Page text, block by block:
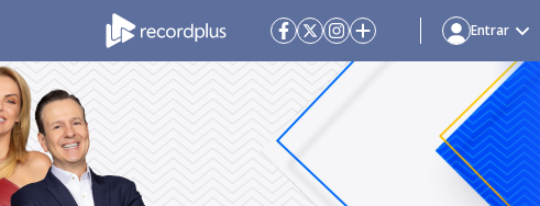
Entrar